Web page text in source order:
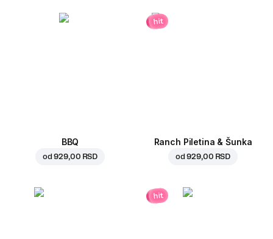
BBQ
od929,00 RSD
hit
Ranch Piletina & Šunka
od929,00 RSD
hit